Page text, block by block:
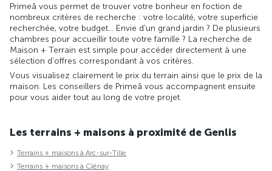
Primeâ vous permet de trouver votre bonheur en foction de
nombreux critères de recherche : votre localité, votre superficie
recherchée, votre budget... Envie d'un grand jardin ? De plusieurs
chambres pour accueillir toute votre famille ? La recherche de
Maison + Terrain est simple pour accéder directement à une
sélection d'offres correspondant à vos critères.
Vous visualisez clairement le prix du terrain ainsi que le prix de la
maison. Les conseillers de Primeâ vous accompagnent ensuite
pour vous aider tout au long de votre projet.
Les terrains + maisons à proximité de Genlis
Terrains + maisons à Arc-sur-Tille
Terrains + maisons à Clénay